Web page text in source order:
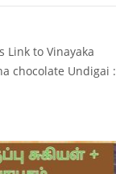
Link to Vinayaka
chocolate Undigai :